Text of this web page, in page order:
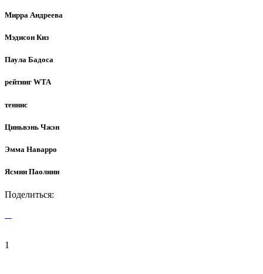
Мирра Андреева
Мэдисон Киз
Паула Бадоса
рейтинг WTA
теннис
Циньвэнь Чжэн
Эмма Наварро
Ясмин Паолини
Поделиться:
1